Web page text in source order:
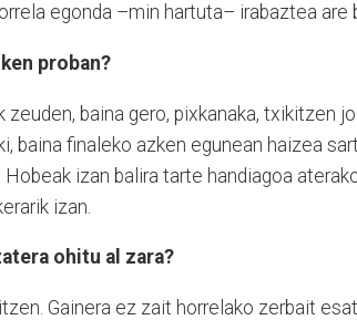
egonda –min hartuta– irabaztea
proban?
baina gero, pixkanaka, txikitzen
baina finaleko azken egunean haizea
izan balira tarte handiagoa
izan.
ohitu al zara?
Gainera ez zait horrelako zerbait